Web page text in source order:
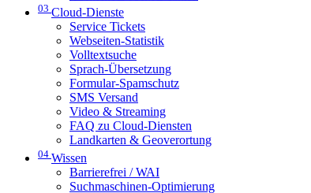
03 Cloud-Dienste
Service Tickets
Webseiten-Statistik
Volltextsuche
Sprach-Übersetzung
Formular-Spamschutz
SMS Versand
Video & Streaming
FAQ zu Cloud-Diensten
Landkarten & Geoverortung
04 Wissen
Barrierefrei / WAI
Suchmaschinen-Optimierung